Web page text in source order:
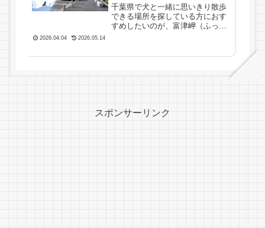
千葉県で犬と一緒に思いきり散歩
できる場所を探している方におす
すめしたいのが、富津岬（ふっつ
2026.04.04 2026.05.14
スポンサーリンク